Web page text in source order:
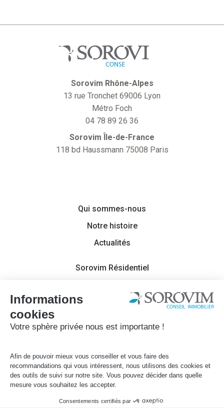
Sorovim Rhône-Alpes
13 rue Tronchet 69006 Lyon
Métro Foch
04 78 89 26 36
Sorovim Île-de-France
118 bd Haussmann 75008 Paris
Qui sommes-nous
Notre histoire
Actualités
Sorovim Résidentiel
Sorovim Foncier-Activité
Contact